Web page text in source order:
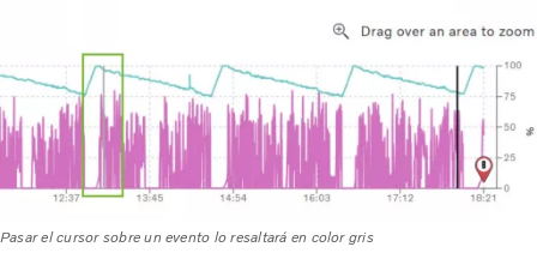
Pasar el cursor sobre un evento lo resaltará en color gris